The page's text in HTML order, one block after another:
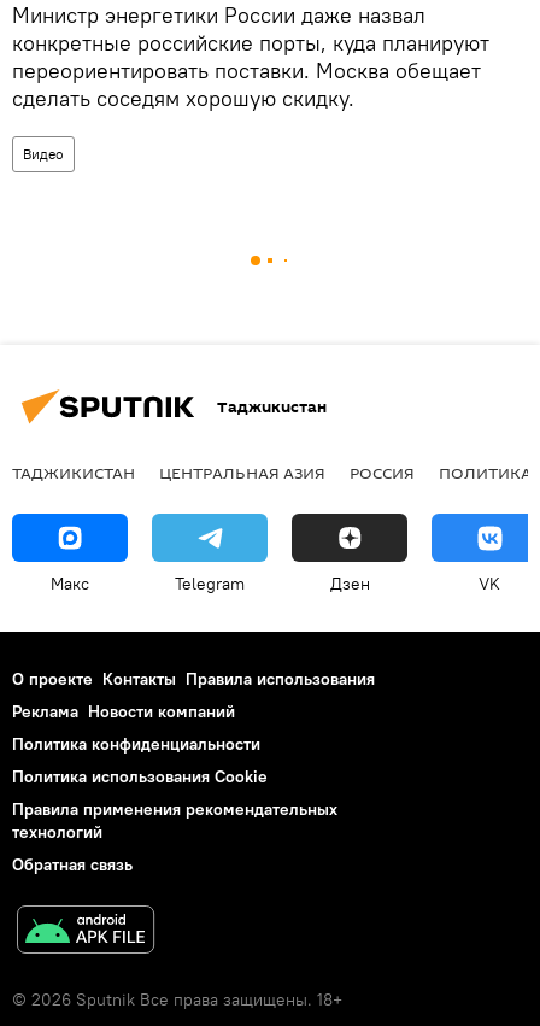
Министр энергетики России даже назвал
конкретные российские порты, куда планируют
переориентировать поставки. Москва обещает
сделать соседям хорошую скидку.
Видео
Таджикистан
ТАДЖИКИСТАН ЦЕНТРАЛЬНАЯ АЗИЯ РОССИЯ ПОЛИТИКА
Макс Telegram Дзен VK
О проекте Контакты Правила использования
Реклама Новости компаний
Политика конфиденциальности
Политика использования Cookie
Правила применения рекомендательных
технологий
Обратная связь
© 2026 Sputnik Все права защищены. 18+